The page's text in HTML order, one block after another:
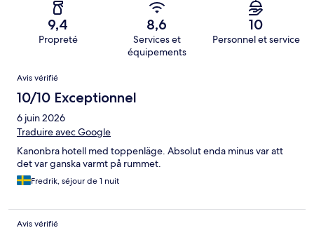
9,4
Propreté
8,6
Services et
équipements
10
Personnel et service
Avis
Avis vérifié
10/10 Exceptionnel
6 juin 2026
Traduire avec Google
Kanonbra hotell med toppenläge. Absolut enda minus var att
det var ganska varmt på rummet.
Fredrik, séjour de 1 nuit
Avis vérifié